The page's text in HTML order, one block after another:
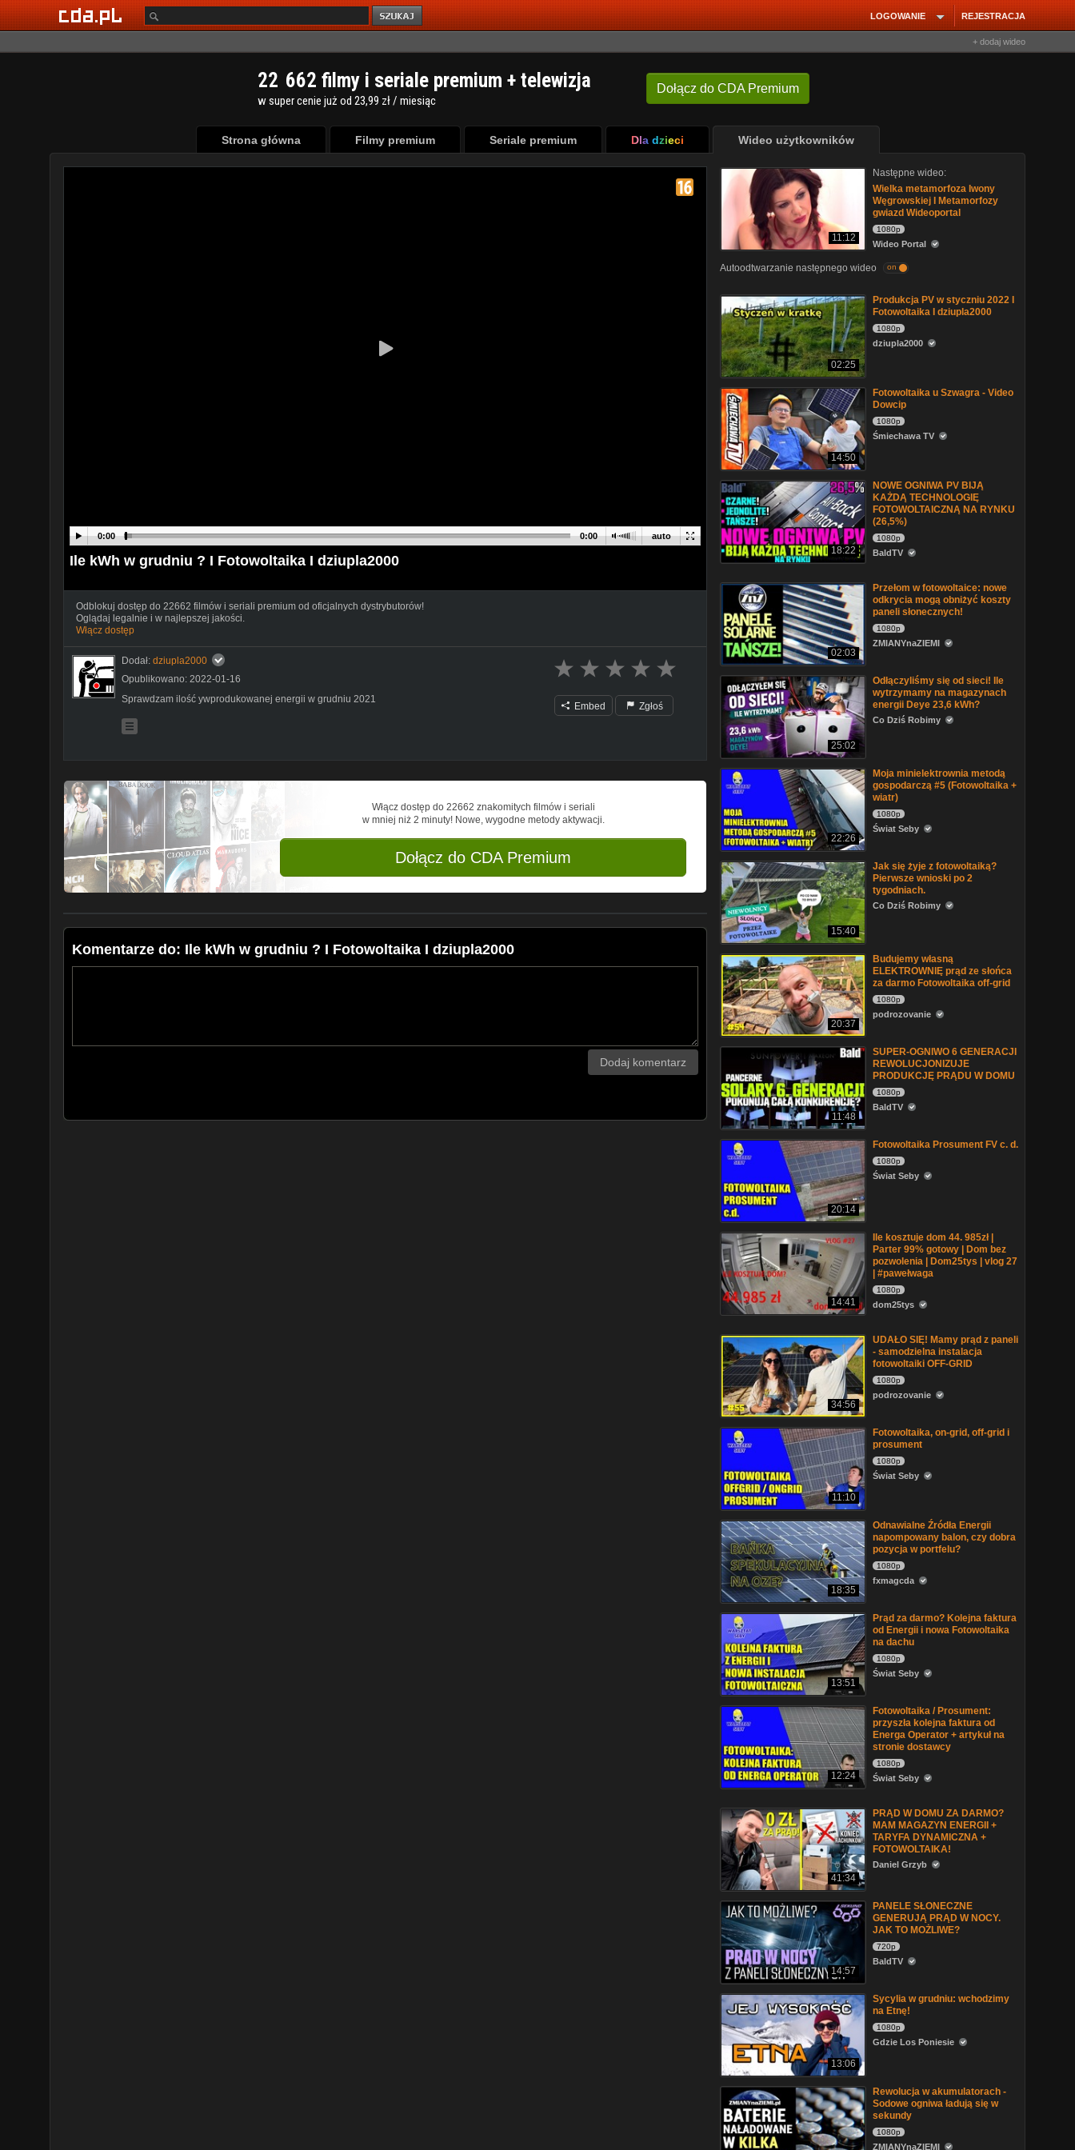
REJESTRACJA
LOGOWANIE
+ dodaj wideo
Dołącz do CDA Premium
22 662 filmy i seriale premium + telewizja
w super cenie już od 23,99 zł / miesiąc
Strona główna Filmy premium Seriale premium Dla dzieci Wideo użytkowników
auto
0:00 0:00
Ile kWh w grudniu ? I Fotowoltaika I dziupla2000
Odblokuj dostęp do 22662 filmów i seriali premium od oficjalnych dystrybutorów!
Oglądaj legalnie i w najlepszej jakości.
Włącz dostęp
Dodał: dziupla2000
Opublikowano: 2022-01-16
Sprawdzam ilość ywprodukowanej energii w grudniu 2021
Embed Zgłoś
Włącz dostęp do 22662 znakomitych filmów i seriali
w mniej niż 2 minuty! Nowe, wygodne metody aktywacji.
Dołącz do CDA Premium
Komentarze do: Ile kWh w grudniu ? I Fotowoltaika I dziupla2000
Dodaj komentarz
11:12
Następne wideo:
Wielka metamorfoza Iwony
Węgrowskiej I Metamorfozy
gwiazd Wideoportal
1080p
Wideo Portal
Autoodtwarzanie następnego wideo on
02:25
Produkcja PV w styczniu 2022 I
Fotowoltaika I dziupla2000
1080p
dziupla2000
14:50
Fotowoltaika u Szwagra - Video
Dowcip
1080p
Śmiechawa TV
18:22
NOWE OGNIWA PV BIJĄ
KAŻDĄ TECHNOLOGIĘ
FOTOWOLTAICZNĄ NA RYNKU
(26,5%)
1080p
BaldTV
02:03
Przełom w fotowoltaice: nowe
odkrycia mogą obniżyć koszty
paneli słonecznych!
1080p
ZMIANYnaZIEMI
25:02
Odłączyliśmy się od sieci! Ile
wytrzymamy na magazynach
energii Deye 23,6 kWh?
Co Dziś Robimy
22:26
Moja minielektrownia metodą
gospodarczą #5 (Fotowoltaika +
wiatr)
1080p
Świat Seby
15:40
Jak się żyje z fotowoltaiką?
Pierwsze wnioski po 2
tygodniach.
Co Dziś Robimy
20:37
Budujemy własną
ELEKTROWNIĘ prąd ze słońca
za darmo Fotowoltaika off-grid
1080p
podrozovanie
11:48
SUPER-OGNIWO 6 GENERACJI
REWOLUCJONIZUJE
PRODUKCJĘ PRĄDU W DOMU
1080p
BaldTV
20:14
Fotowoltaika Prosument FV c. d.
1080p
Świat Seby
14:41
Ile kosztuje dom 44. 985zł |
Parter 99% gotowy | Dom bez
pozwolenia | Dom25tys | vlog 27
| #pawełwaga
1080p
dom25tys
34:56
UDAŁO SIĘ! Mamy prąd z paneli
- samodzielna instalacja
fotowoltaiki OFF-GRID
1080p
podrozovanie
11:10
Fotowoltaika, on-grid, off-grid i
prosument
1080p
Świat Seby
18:35
Odnawialne Źródła Energii
napompowany balon, czy dobra
pozycja w portfelu?
1080p
fxmagcda
13:51
Prąd za darmo? Kolejna faktura
od Energii i nowa Fotowoltaika
na dachu
1080p
Świat Seby
12:24
Fotowoltaika / Prosument:
przyszła kolejna faktura od
Energa Operator + artykuł na
stronie dostawcy
1080p
Świat Seby
41:34
PRĄD W DOMU ZA DARMO?
MAM MAGAZYN ENERGII +
TARYFA DYNAMICZNA +
FOTOWOLTAIKA!
Daniel Grzyb
14:57
PANELE SŁONECZNE
GENERUJĄ PRĄD W NOCY.
JAK TO MOŻLIWE?
720p
BaldTV
13:06
Sycylia w grudniu: wchodzimy
na Etnę!
1080p
Gdzie Los Poniesie
Rewolucja w akumulatorach -
Sodowe ogniwa ładują się w
sekundy
1080p
ZMIANYnaZIEMI